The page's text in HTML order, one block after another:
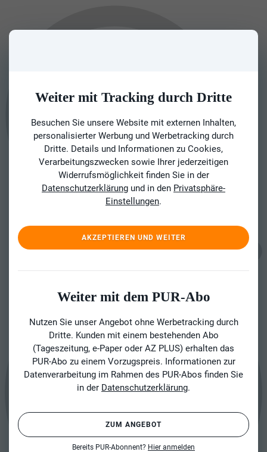
Weiter mit Tracking durch Dritte
Besuchen Sie unsere Website mit externen Inhalten,
personalisierter Werbung und Werbetracking durch
Dritte. Details und Informationen zu Cookies,
Verarbeitungszwecken sowie Ihrer jederzeitigen
Widerrufsmöglichkeit finden Sie in der
Datenschutzerklärung und in den Privatsphäre-
Einstellungen.
AKZEPTIEREN UND WEITER
Weiter mit dem PUR-Abo
Nutzen Sie unser Angebot ohne Werbetracking durch
Dritte. Kunden mit einem bestehenden Abo
(Tageszeitung, e-Paper oder AZ PLUS) erhalten das
PUR-Abo zu einem Vorzugspreis. Informationen zur
Datenverarbeitung im Rahmen des PUR-Abos finden Sie
in der Datenschutzerklärung.
ZUM ANGEBOT
Bereits PUR-Abonnent? Hier anmelden